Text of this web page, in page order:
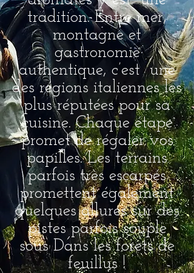
tradition. Entre mer,
montagne et
gastronomie
authentique, c’est une
des régions italiennes les
plus réputées pour sa
cuisine.Chaqueétape
promet de régaler vos
papilles. Les terrains
parfois très escarpés
promettent également
quelques allures sur des
pistes parfois souple
sous Dans les forets de
feuillus !